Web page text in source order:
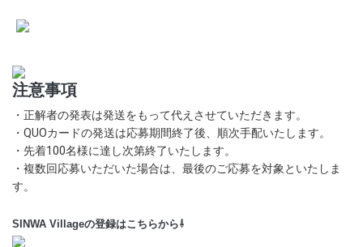
注意事項
・正解者の発表は発送をもって代えさせていただきます。
・QUOカードの発送は応募期間終了後、順次手配いたします。
・先着100名様に達し次第終了いたします。
・複数回応募いただいた場合は、最後のご応募を対象といたしま
す。
SINWA Villageの登録はこちらから⇩